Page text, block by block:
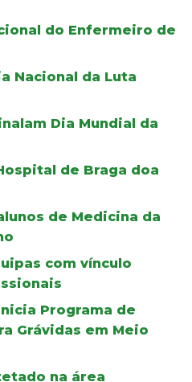
do Enfermeiro de
Nacional da Luta
Dia Mundial da
de Braga doa
de Medicina da
com vínculo
Programa de
Grávidas em Meio
na área